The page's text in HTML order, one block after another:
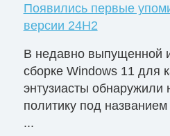
Появились первые
версии 24H2
В недавно выпущенной
сборке Windows 11 для
энтузиасты обнаружили
политику под
...